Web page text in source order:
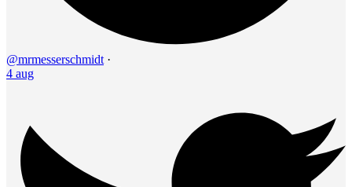
@mrmesserschmidt ·
4 aug